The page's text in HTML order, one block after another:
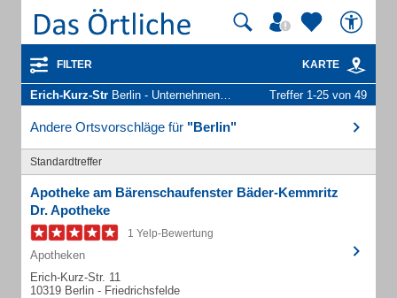
FILTER KARTE
Erich-Kurz-Str Berlin - Unternehmen und Personen Treffer 1-25 von 49
Andere Ortsvorschläge für "Berlin"
Standardtreffer
Apotheke am Bärenschaufenster Bäder-Kemmritz
Dr. Apotheke
1 Yelp-Bewertung
Apotheken
Erich-Kurz-Str. 11
10319 Berlin - Friedrichsfelde